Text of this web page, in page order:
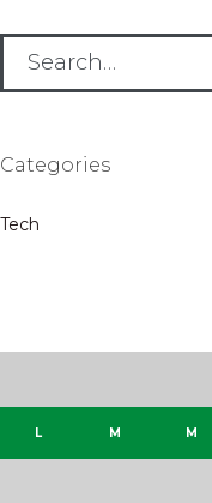
Search
for:
Categories
Tech
L M M